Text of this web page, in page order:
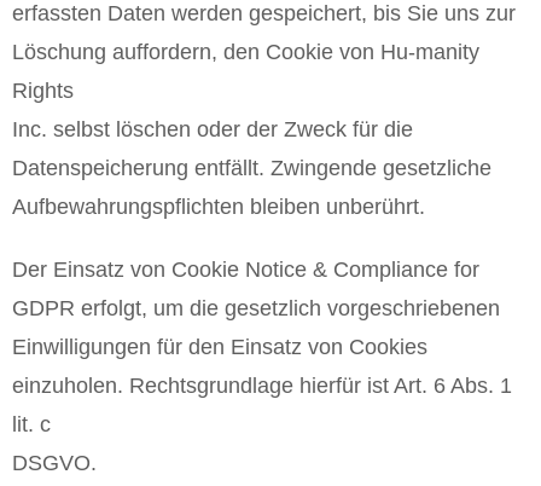
erfassten Daten werden gespeichert, bis Sie uns zur
Löschung auffordern, den Cookie von Hu-manity
Rights
Inc. selbst löschen oder der Zweck für die
Datenspeicherung entfällt. Zwingende gesetzliche
Aufbewahrungspflichten bleiben unberührt.
Der Einsatz von Cookie Notice & Compliance for
GDPR erfolgt, um die gesetzlich vorgeschriebenen
Einwilligungen für den Einsatz von Cookies
einzuholen. Rechtsgrundlage hierfür ist Art. 6 Abs. 1
lit. c
DSGVO.